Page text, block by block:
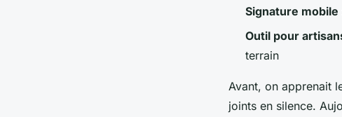
Signature mobile
Outil pour
terrain
Avant, on apprenait
joints en silence.